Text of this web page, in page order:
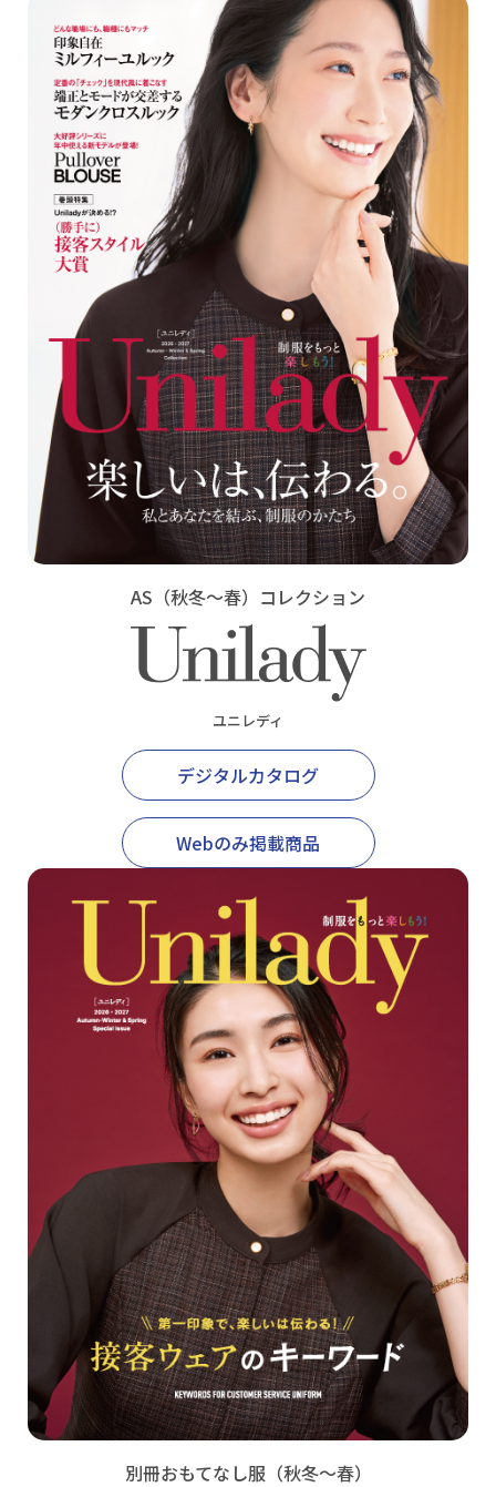
AS（秋冬～春）コレクション
ユニレディ
デジタルカタログ
Webのみ掲載商品
別冊おもてなし服（秋冬～春）